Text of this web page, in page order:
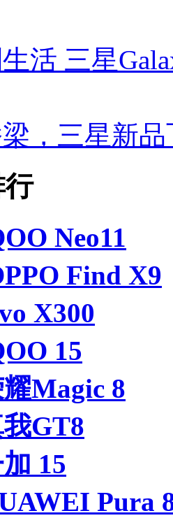
活 三星
，三星新
Neo11
Find X9
X300
15
Magic 8
GT8
15
Pura